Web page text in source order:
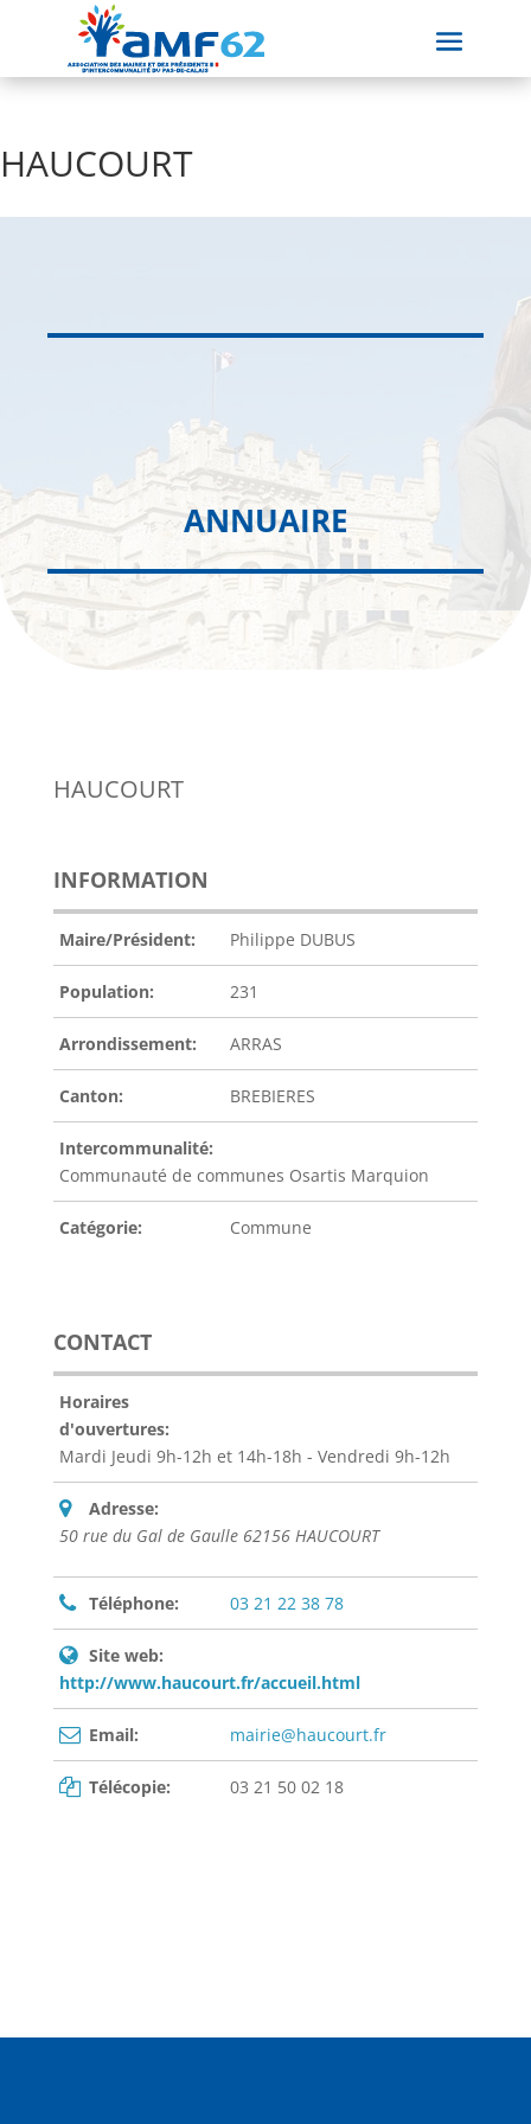
HAUCOURT
ANNUAIRE
HAUCOURT
INFORMATION
Maire/Président: Philippe DUBUS
Population: 231
Arrondissement: ARRAS
Canton: BREBIERES
Intercommunalité:
Communauté de communes Osartis Marquion
Catégorie: Commune
CONTACT
Horaires
d'ouvertures:
Mardi Jeudi 9h-12h et 14h-18h - Vendredi 9h-12h
Adresse:
50 rue du Gal de Gaulle 62156 HAUCOURT
Téléphone: 03 21 22 38 78
Site web:
http://www.haucourt.fr/accueil.html
Email: mairie@haucourt.fr
Télécopie: 03 21 50 02 18